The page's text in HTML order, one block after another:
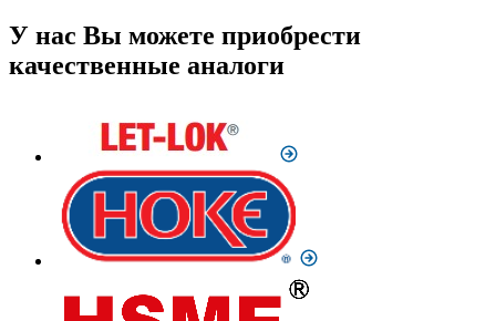
У нас Вы можете приобрести
качественные аналоги